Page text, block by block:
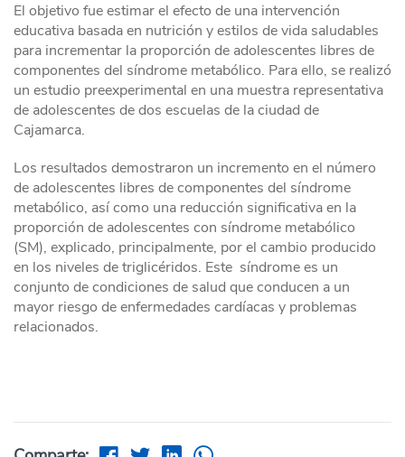
El objetivo fue estimar el efecto de una intervención
educativa basada en nutrición y estilos de vida saludables
para incrementar la proporción de adolescentes libres de
componentes del síndrome metabólico. Para ello, se realizó
un estudio preexperimental en una muestra representativa
de adolescentes de dos escuelas de la ciudad de
Cajamarca.
Los resultados demostraron un incremento en el número
de adolescentes libres de componentes del síndrome
metabólico, así como una reducción significativa en la
proporción de adolescentes con síndrome metabólico
(SM), explicado, principalmente, por el cambio producido
en los niveles de triglicéridos. Este síndrome es un
conjunto de condiciones de salud que conducen a un
mayor riesgo de enfermedades cardíacas y problemas
relacionados.